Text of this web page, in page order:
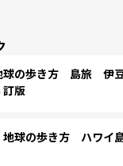
の歩き方 島旅 伊
版
球の歩き方 ハワイ